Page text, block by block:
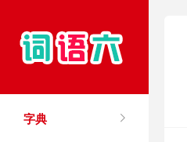
字典